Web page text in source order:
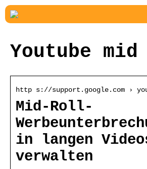
Youtube
http s://support.google.com ›
Mid-Roll-
in langen
verwalten